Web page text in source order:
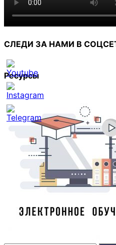
СЛЕДИ ЗА НАМИ В
Set
Youtube
Channel
Ресурсы